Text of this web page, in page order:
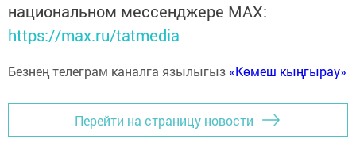
национальном мессенджере MАХ:
https://max.ru/tatmedia
Безнең телеграм каналга язылыгыз «Көмеш кыңгырау»
Перейти на страницу новости